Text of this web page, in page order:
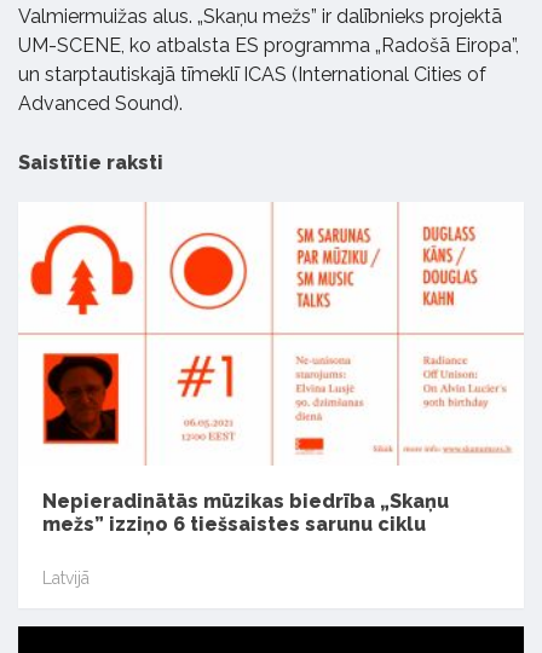
Valmiermuižas alus. „Skaņu mežs” ir dalībnieks projektā
UM-SCENE, ko atbalsta ES programma „Radošā Eiropa”,
un starptautiskajā tīmeklī ICAS (International Cities of
Advanced Sound).
Saistītie raksti
Nepieradinātās mūzikas biedrība „Skaņu
mežs” izziņo 6 tiešsaistes sarunu ciklu
Latvijā